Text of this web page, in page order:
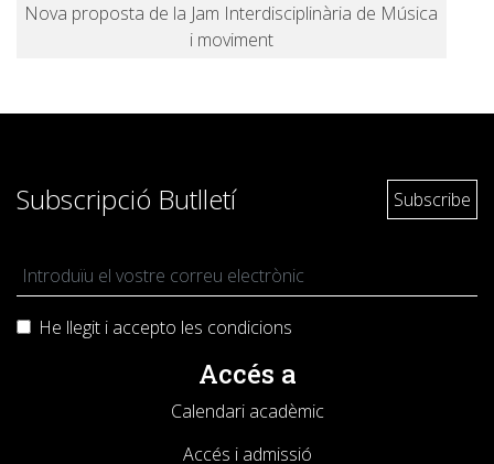
Nova proposta de la Jam Interdisciplinària de Música
i moviment
Subscripció Butlletí
He llegit i accepto les condicions
Accés a
Calendari acadèmic
Accés i admissió